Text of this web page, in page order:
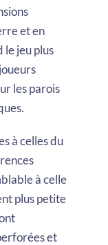
et en
jeu plus
les parois
à celles du
à celle
plus petite
et